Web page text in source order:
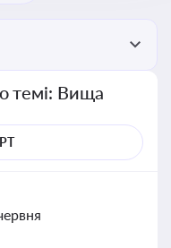
темі: Вища